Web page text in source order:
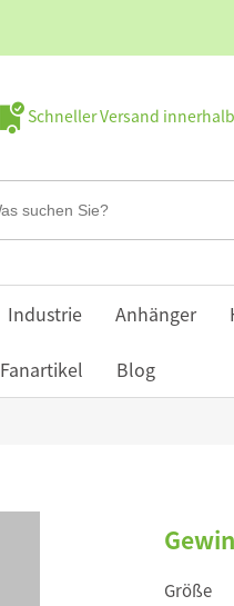
Schneller Versand
Industrie Anhänger
Fanartikel Blog
Größe